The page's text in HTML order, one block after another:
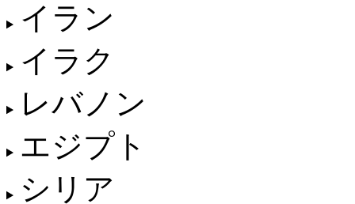
イラン
イラク
レバノン
エジプト
シリア